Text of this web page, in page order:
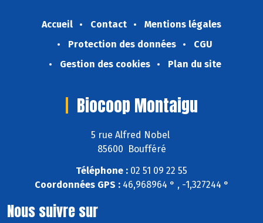
Accueil Contact
Mentions légales
Protection des données
CGU
Gestion des cookies
Plan du site
Biocoop Montaigu
5 rue Alfred Nobel
85600 Boufféré
Téléphone : 02 51 09 22 55
Coordonnées GPS :46,968964 ° , -1,327244 °
Nous suivre sur